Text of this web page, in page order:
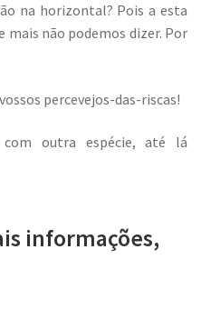
na horizontal? Pois a esta
mais não podemos dizer. Por
percevejos-das-riscas!
outra espécie, até lá
informações,